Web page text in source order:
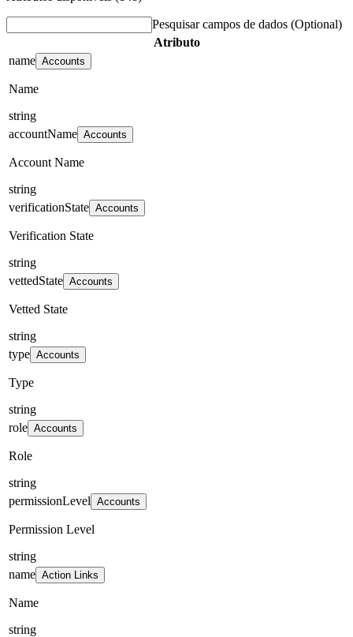
Pesquisar campos de dados (Optional)
Atributo
name Accounts
Name
string
accountName Accounts
Account Name
string
verificationState Accounts
Verification State
string
vettedState Accounts
Vetted State
string
type Accounts
Type
string
role Accounts
Role
string
permissionLevel Accounts
Permission Level
string
name Action Links
Name
string